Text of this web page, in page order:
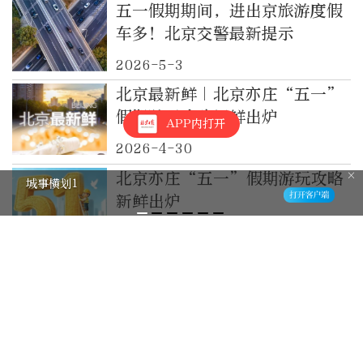
五一假期期间，进出京旅游度假
车多！北京交警最新提示
2026-5-3
北京最新鲜｜北京亦庄“五一”
假期游玩攻略新鲜出炉
2026-4-30
北京亦庄“五一”假期游玩攻略
新鲜出炉
APP内打开
跟着百花奖打卡北京，露天电影消费
活力拉满